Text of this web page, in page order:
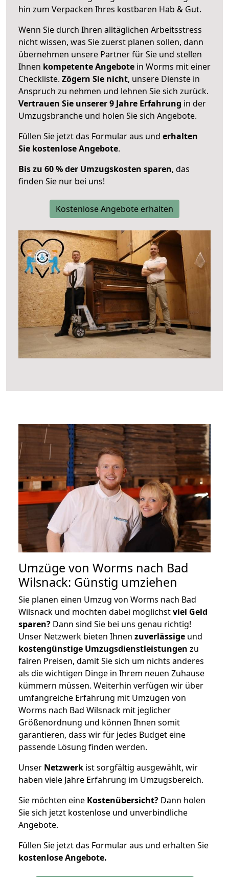
hin zum Verpacken Ihres kostbaren Hab & Gut.
Wenn Sie durch Ihren alltäglichen Arbeitsstress
nicht wissen, was Sie zuerst planen sollen, dann
übernehmen unsere Partner für Sie und stellen
Ihnen kompetente Angebote in Worms mit einer
Checkliste. Zögern Sie nicht, unsere Dienste in
Anspruch zu nehmen und lehnen Sie sich zurück.
Vertrauen Sie unserer 9 Jahre Erfahrung in der
Umzugsbranche und holen Sie sich Angebote.
Füllen Sie jetzt das Formular aus und erhalten
Sie kostenlose Angebote.
Bis zu 60 % der Umzugskosten sparen, das
finden Sie nur bei uns!
Kostenlose Angebote erhalten
Umzüge von Worms nach Bad
Wilsnack: Günstig umziehen
Sie planen einen Umzug von Worms nach Bad
Wilsnack und möchten dabei möglichstviel Geld
sparen? Dann sind Sie bei uns genau richtig!
Unser Netzwerk bieten Ihnen zuverlässige und
kostengünstige Umzugsdienstleistungen zu
fairen Preisen, damit Sie sich um nichts anderes
als die wichtigen Dinge in Ihrem neuen Zuhause
kümmern müssen. Weiterhin verfügen wir über
umfangreiche Erfahrung mit Umzügen von
Worms nach Bad Wilsnack mit jeglicher
Größenordnung und können Ihnen somit
garantieren, dass wir für jedes Budget eine
passende Lösung finden werden.
Unser Netzwerk ist sorgfältig ausgewählt, wir
haben viele Jahre Erfahrung im Umzugsbereich.
Sie möchten eine Kostenübersicht? Dann holen
Sie sich jetzt kostenlose und unverbindliche
Angebote.
Füllen Sie jetzt das Formular aus und erhalten Sie
kostenloseAngebote.